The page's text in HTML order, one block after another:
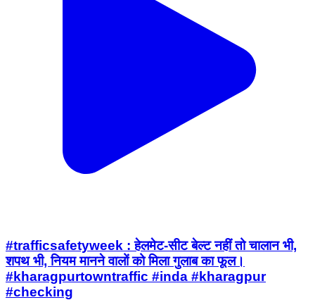
#trafficsafetyweek : हेलमेट-सीट बेल्ट नहीं तो चालान भी,
शपथ भी, नियम मानने वालों को मिला गुलाब का फूल।
#kharagpurtowntraffic #inda #kharagpur
#checking